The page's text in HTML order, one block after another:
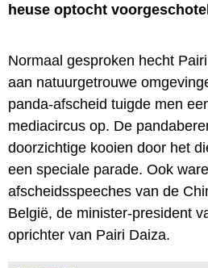
heuse optocht
Normaal gesproken hecht
aan natuurgetrouwe
panda-afscheid tuigde men
mediacircus op. De
doorzichtige kooien door het
een speciale parade. Ook
afscheidsspeeches van de
België, de minister-president
oprichter van Pairi Daiza.